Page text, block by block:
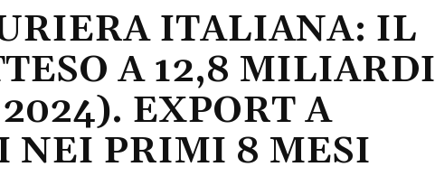
ITALIANA: IL
A 12,8 MILIARDI
EXPORT A
NEI PRIMI 8 MESI